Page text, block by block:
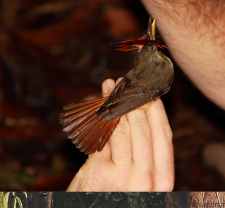
Um dos pesquisadores da equipe com um exemplar